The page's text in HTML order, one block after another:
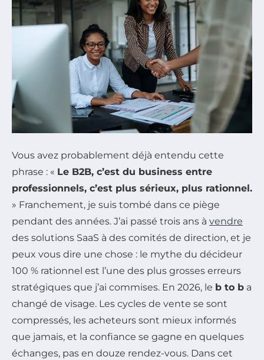
Vous avez probablement déjà entendu cette
phrase : « Le B2B, c’est du business entre
professionnels, c’est plus sérieux, plus rationnel.
» Franchement, je suis tombé dans ce piège
pendant des années. J’ai passé trois ans à vendre
des solutions SaaS à des comités de direction, et je
peux vous dire une chose : le mythe du décideur
100 % rationnel est l’une des plus grosses erreurs
stratégiques que j’ai commises. En 2026, le b to b a
changé de visage. Les cycles de vente se sont
compressés, les acheteurs sont mieux informés
que jamais, et la confiance se gagne en quelques
échanges, pas en douze rendez-vous. Dans cet